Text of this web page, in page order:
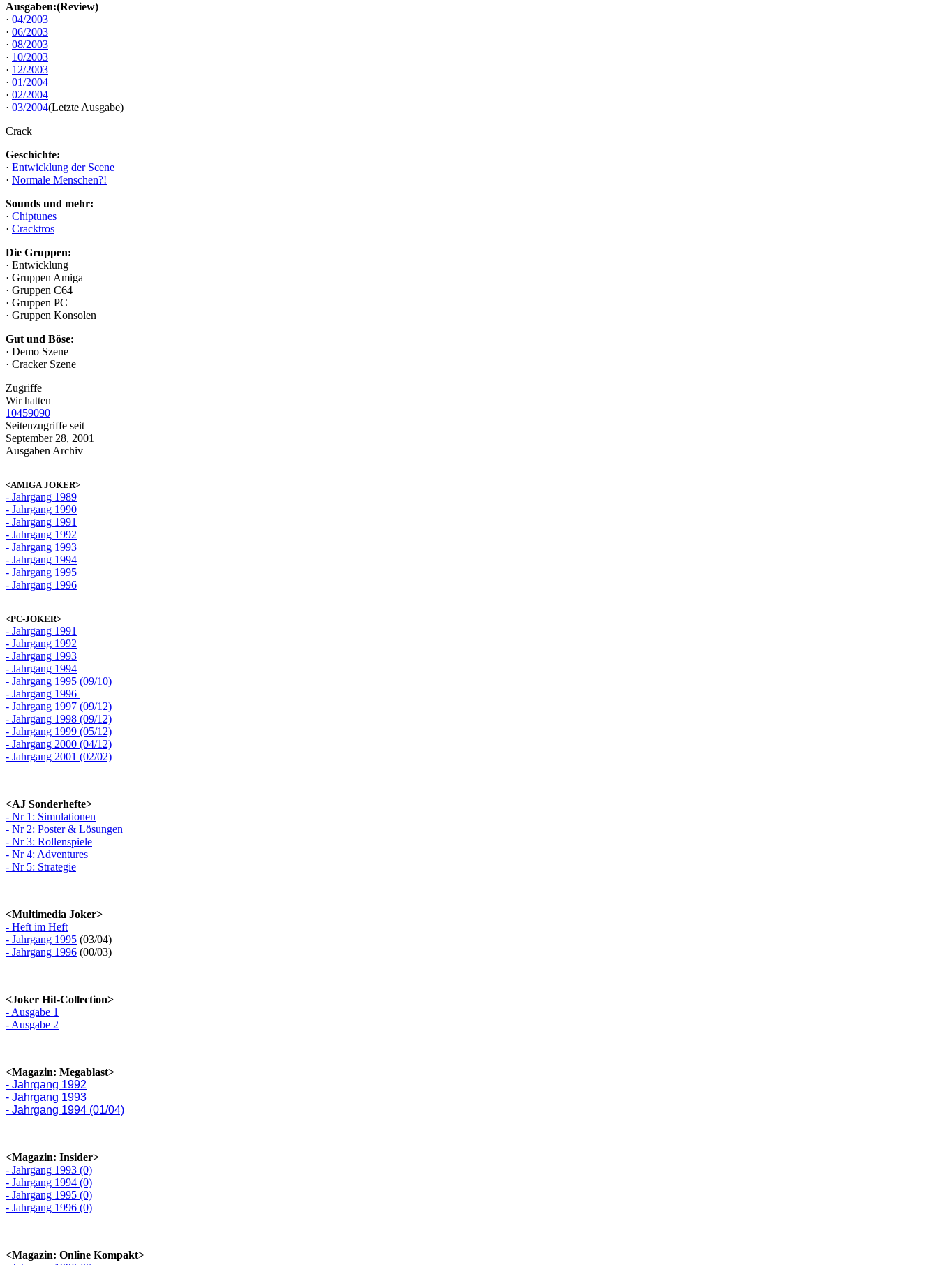
Ausgaben:(Review)
· 04/2003
· 06/2003
· 08/2003
· 10/2003
· 12/2003
· 01/2004
· 02/2004
· 03/2004(Letzte Ausgabe)
Crack
Geschichte:
· Entwicklung der Scene
· Normale Menschen?!
Sounds und mehr:
· Chiptunes
· Cracktros
Die Gruppen:
· Entwicklung
· Gruppen Amiga
· Gruppen C64
· Gruppen PC
· Gruppen Konsolen
Gut und Böse:
· Demo Szene
· Cracker Szene
Zugriffe
Wir hatten
10459090
Seitenzugriffe seit
September 28, 2001
Ausgaben Archiv
<AMIGA JOKER>
- Jahrgang 1989
- Jahrgang 1990
- Jahrgang 1991
- Jahrgang 1992
- Jahrgang 1993
- Jahrgang 1994
- Jahrgang 1995
- Jahrgang 1996
<PC-JOKER>
- Jahrgang 1991
- Jahrgang 1992
- Jahrgang 1993
- Jahrgang 1994
- Jahrgang 1995 (09/10)
- Jahrgang 1996
- Jahrgang 1997 (09/12)
- Jahrgang 1998 (09/12)
- Jahrgang 1999 (05/12)
- Jahrgang 2000 (04/12)
- Jahrgang 2001 (02/02)
<AJ Sonderhefte>
- Nr 1: Simulationen
- Nr 2: Poster & Lösungen
- Nr 3: Rollenspiele
- Nr 4: Adventures
- Nr 5: Strategie
<Multimedia Joker>
- Heft im Heft
- Jahrgang 1995 (03/04)
- Jahrgang 1996 (00/03)
<Joker Hit-Collection>
- Ausgabe 1
- Ausgabe 2
<Magazin: Megablast>
- Jahrgang 1992
- Jahrgang 1993
- Jahrgang 1994 (01/04)
<Magazin: Insider>
- Jahrgang 1993 (0)
- Jahrgang 1994 (0)
- Jahrgang 1995 (0)
- Jahrgang 1996 (0)
<Magazin: Online Kompakt>